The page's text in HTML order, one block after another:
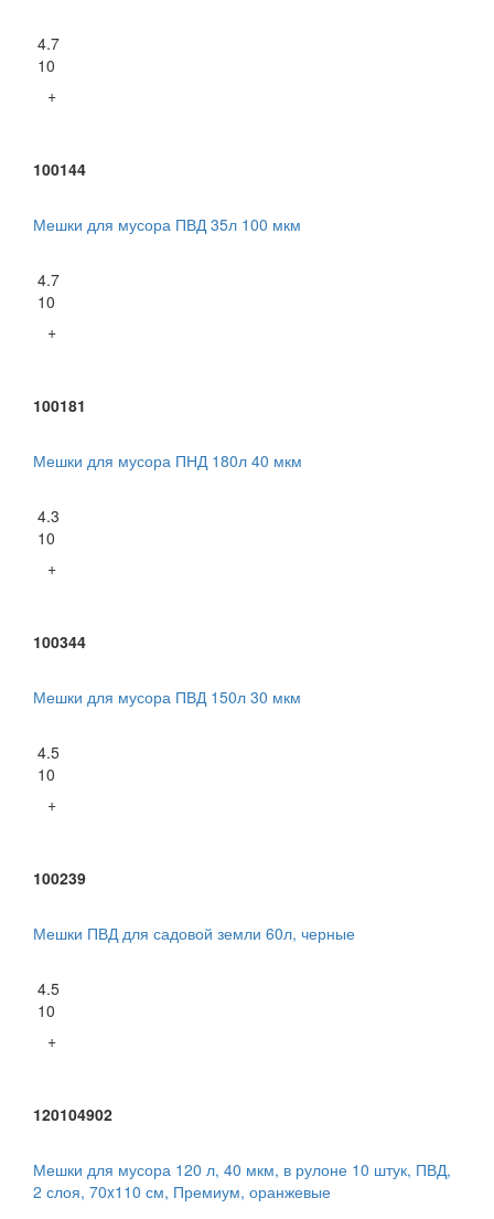
4.7
10
+
100144
Мешки для мусора ПВД 35л 100 мкм
4.7
10
+
100181
Мешки для мусора ПНД 180л 40 мкм
4.3
10
+
100344
Мешки для мусора ПВД 150л 30 мкм
4.5
10
+
100239
Мешки ПВД для садовой земли 60л, черные
4.5
10
+
120104902
Мешки для мусора 120 л, 40 мкм, в рулоне 10 штук, ПВД,
2 слоя, 70x110 см, Премиум, оранжевые